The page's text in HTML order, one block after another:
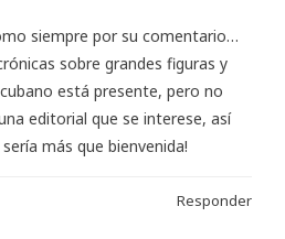
siempre por su comentario…
sobre grandes figuras y
está presente, pero no
editorial que se interese, así
más que bienvenida!
Responder